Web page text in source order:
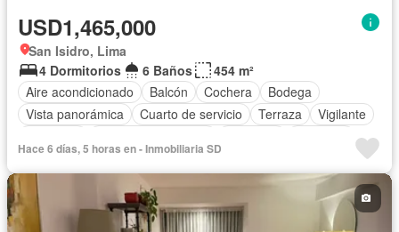
USD1,465,000
San Isidro, Lima
4 Dormitorios
6 Baños
454 m²
Aire acondicionado
Balcón Cochera
Bodega
Vista panorámica
Cuarto de servicio Terraza
Vigilante
Seguridad
Piscina Sin amoblar
Hace 6 días, 5 horas en - Inmobiliaria SD